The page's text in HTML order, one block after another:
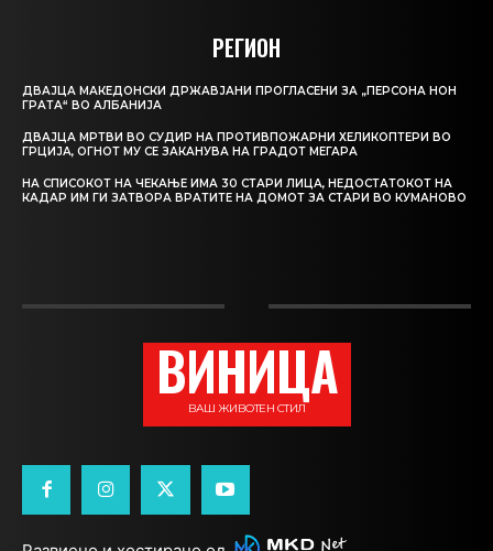
РЕГИОН
ДВАЈЦА МАКЕДОНСКИ ДРЖАВЈАНИ ПРОГЛАСЕНИ ЗА „ПЕРСОНА НОН
ГРАТА“ ВО АЛБАНИЈА
ДВАЈЦА МРТВИ ВО СУДИР НА ПРОТИВПОЖАРНИ ХЕЛИКОПТЕРИ ВО
ГРЦИЈА, ОГНОТ МУ СЕ ЗАКАНУВА НА ГРАДОТ МЕГАРА
НА СПИСОКОТ НА ЧЕКАЊЕ ИМА 30 СТАРИ ЛИЦА, НЕДОСТАТОКОТ НА
КАДАР ИМ ГИ ЗАТВОРА ВРАТИТЕ НА ДОМОТ ЗА СТАРИ ВО КУМАНОВО
ВИНИЦА
ВАШ ЖИВОТЕН СТИЛ